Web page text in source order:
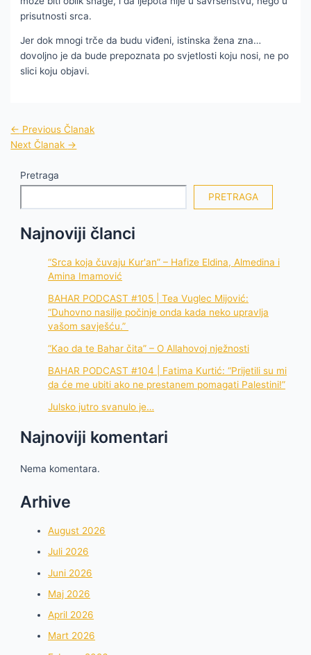
prisutnosti srca.
Jer dok mnogi trče da budu viđeni, istinska žena zna…
dovoljno je da bude prepoznata po svjetlosti koju nosi, ne po
slici koju objavi.
← Previous Članak
Next Članak →
Pretraga
PRETRAGA
Najnoviji članci
“Srca koja čuvaju Kur'an” – Hafize Eldina, Almedina i
Amina Imamović
BAHAR PODCAST #105 | Tea Vuglec Mijović:
“Duhovno nasilje počinje onda kada neko upravlja
vašom savješću.”
“Kao da te Bahar čita” – O Allahovoj nježnosti
BAHAR PODCAST #104 | Fatima Kurtić: “Prijetili su mi
da će me ubiti ako ne prestanem pomagati Palestini!”
Julsko jutro svanulo je…
Najnoviji komentari
Nema komentara.
Arhive
August 2026
Juli 2026
Juni 2026
Maj 2026
April 2026
Mart 2026